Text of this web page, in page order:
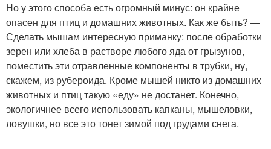
Но у этого способа есть огромный минус: он крайне
опасен для птиц и домашних животных. Как же быть? —
Сделать мышам интересную приманку: после обработки
зерен или хлеба в растворе любого яда от грызунов,
поместить эти отравленные компоненты в трубки, ну,
скажем, из рубероида. Кроме мышей никто из домашних
животных и птиц такую «еду» не достанет. Конечно,
экологичнее всего использовать капканы, мышеловки,
ловушки, но все это тонет зимой под грудами снега.